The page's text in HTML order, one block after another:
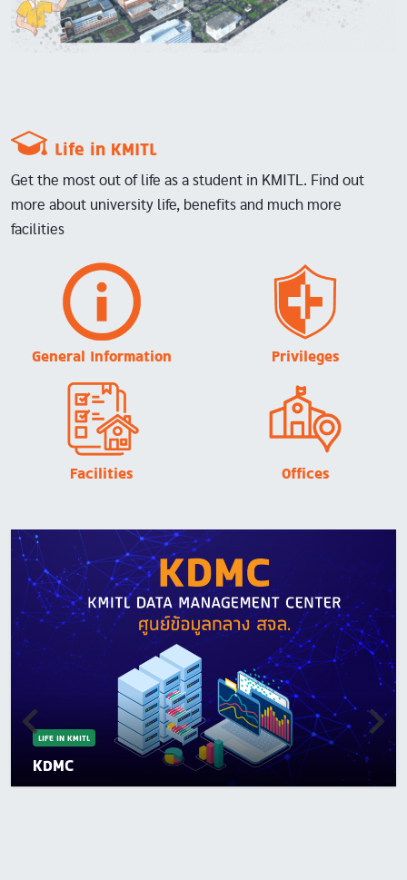
Life in KMITL
Get the most out of life as a student in KMITL. Find out
more about university life, benefits and much more
facilities
Image
General Information
Image
Privileges
Image
Facilities
Image
Offices
LIFE IN KMITL
KDMC